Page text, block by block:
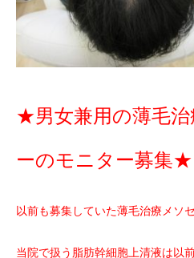
★男女兼用の薄毛
ーのモニター募集★
以前も募集していた薄毛治療メソ
当院で扱う脂肪幹細胞上清液は以